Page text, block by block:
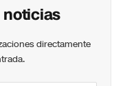
directamente